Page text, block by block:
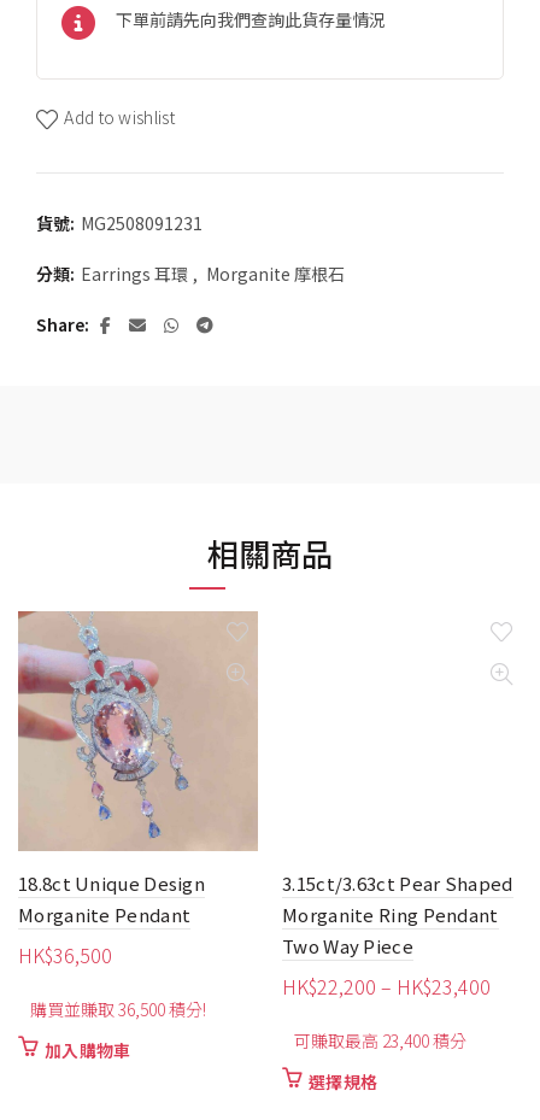
下單前請先向我們查詢此貨存量情況
Add to wishlist
貨號: MG2508091231
分類: Earrings 耳環 , Morganite 摩根石
Share
相關商品
Design
積分!
3.15ct/3.63ct Pear Shaped
Morganite Ring Pendant
Two Way Piece
HK$23,400價
範
圍：
可賺取最高 23,400 積分
1.39ct
Sapphire
HK$6,280
購買並賺取